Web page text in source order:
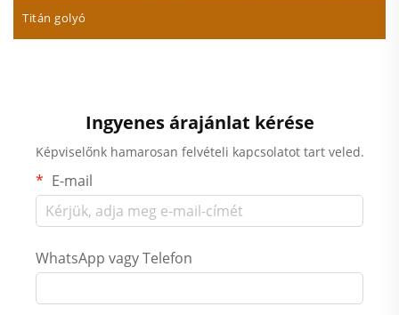
Titán golyó
Ingyenes árajánlat kérése
Képviselőnk hamarosan felvételi kapcsolatot tart veled.
E-mail
WhatsApp vagy Telefon